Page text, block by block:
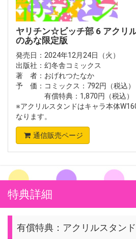
ヤリチン☆ビッチ部 6 アクリ
のあな限定版
発売日：2024年12月24日（火）
出版社：幻冬舎コミックス
著 者：おげれつたなか
予 価：コミックス：792円（税込）
有償特典：1,870円（税込）
※アクリルスタンドはキャラ本体
なります。
通信販売ページ
特典詳細
有償特典：アクリルスタンド